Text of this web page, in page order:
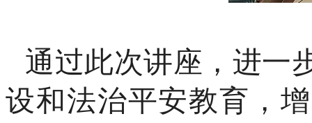
通过此次讲座 ， 进一
设和法治平安教育，